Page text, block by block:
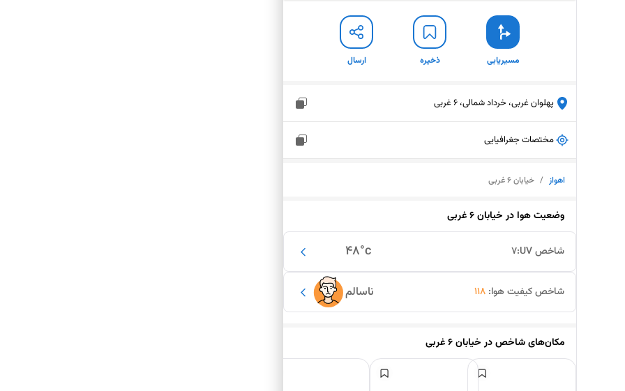
مسیریابی ذخیره ارسال
پهلوان غربی، خرداد شمالی، 6 غربی
مختصات جغرافیایی
اهواز / خیابان ۶ غربی
وضعیت هوا درخیابان ۶ غربی
48°c شاخص UV: 7
ناسالم شاخص کیفیت هوا: 118
مکان‌های شاخص درخیابان ۶ غربی